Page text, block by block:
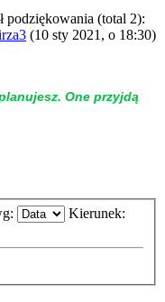
podziękowania (total 2):
(10 sty 2021, o 18:30)
One przyjdą
Kierunek: